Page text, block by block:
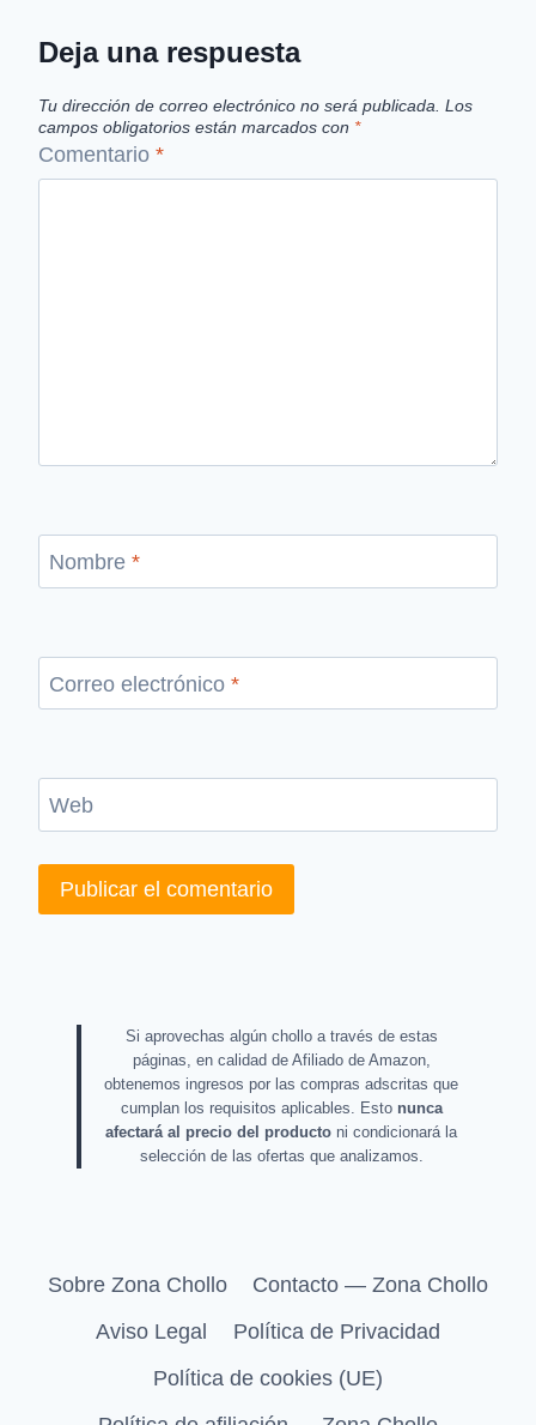
Deja una respuesta
Tu dirección de correo electrónico no será publicada. Los
campos obligatorios están marcados con *
Comentario *
Nombre *
Correo electrónico *
Web
Si aprovechas algún chollo a través de estas
páginas, en calidad de Afiliado de Amazon,
obtenemos ingresos por las compras adscritas que
cumplan los requisitos aplicables. Esto nunca
afectará al precio del producto ni condicionará la
selección de las ofertas que analizamos.
Sobre Zona Chollo
Contacto — Zona Chollo
Aviso Legal
Política de Privacidad
Política de cookies (UE)